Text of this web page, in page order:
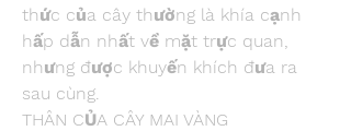
thức của cây thường là khía cạnh
hấp dẫn nhất về mặt trực quan,
nhưng được khuyến khích đưa ra
sau cùng.
THÂN CỦA CÂY MAI VÀNG